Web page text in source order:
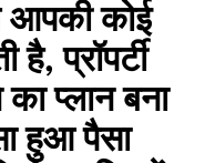
आपकी कोई
है, प्रॉपर्टी
प्लान बना
हुआ पैसा